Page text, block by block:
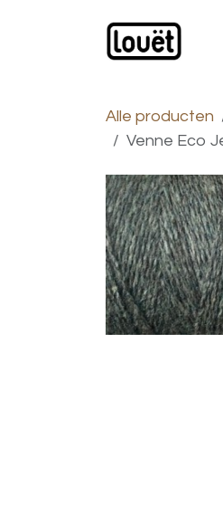
Alle producten
Venne Eco